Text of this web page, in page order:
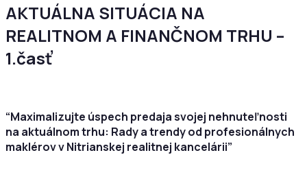
AKTUÁLNA SITUÁCIA NA
REALITNOM A FINANČNOM TRHU –
1.časť
“Maximalizujte úspech predaja svojej nehnuteľnosti
na aktuálnom trhu: Rady a trendy od profesionálnych
maklérov v Nitrianskej realitnej kancelárii”